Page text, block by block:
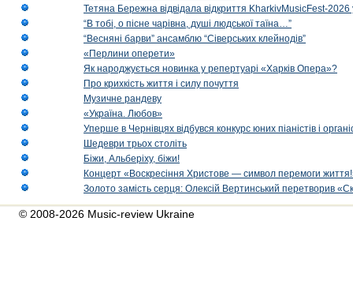
Тетяна Бережна відвідала відкриття KharkivMusicFest-2026
“В тобі, о пісне чарівна, душі людської таїна…”
“Весняні барви” ансамблю “Сіверських клейнодів”
«Перлини оперети»
Як народжується новинка у репертуарі «Харків Опера»?
Про крихкість життя і силу почуття
Музичне рандеву
«Україна. Любов»
Уперше в Чернівцях відбувся конкурс юних піаністів і
Шедеври трьох століть
Біжи, Альберіху, біжи!
Концерт «Воскресіння Христове — символ перемоги
Золото замість серця: Олексій Вертинський перетворив
© 2008-2026 Music-review Ukraine